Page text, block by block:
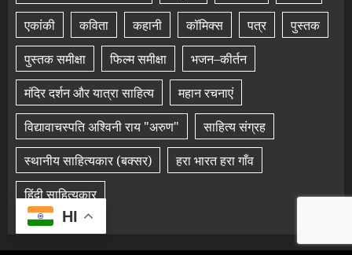
एकांकी
कविता कहानी कॉमिक्स पत्र
पुस्तक
पुस्तक समीक्षा
फिल्म समीक्षा
भजन–कीर्तन
मंदिर दर्शन और यात्रा साहित्य
महान रचनाएं
विद्यावाचस्पति अश्विनी राय "अरुण"
साहित्य संग्रह
स्थानीय साहित्यकार (बक्सर)
हरा भारत हरा गाँव
हिंदी साहित्यकार
HI